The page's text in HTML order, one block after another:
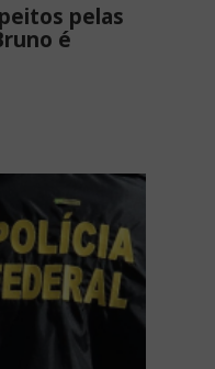
pelas
é